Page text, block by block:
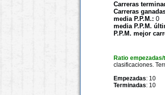
Carreras
Carreras
media P.P.M.: 0
media P.P.M.
P.P.M. mejor
Ratio
clasificaciones.
Empezadas: 10
Terminadas: 10